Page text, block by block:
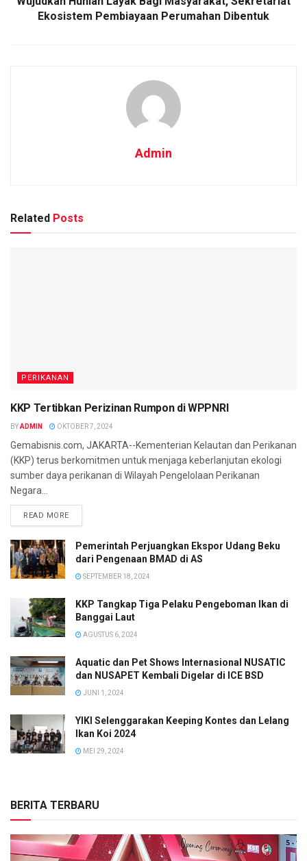
Ekosistem Pembiayaan Perumahan Dibentuk
Admin
Related Posts
PERIKANAN
KKP Tertibkan Perizinan Rumpon di WPPNRI
BYADMIN OKTOBER 7, 2024
Gemabisnis.com, JAKARTA--Kementerian Kelautan dan Perikanan
(KKP) terus berkomitmen untuk menjaga keberlanjutan ekologi
sumber daya perikanan di Wilayah Pengelolaan Perikanan
Negara...
READ MORE
Pemerintah Perjuangkan Ekspor Udang Beku
dari Pengenaan BMAD di AS
SEPTEMBER 18, 2024
KKP Tangkap Tiga Pelaku Pengeboman Ikan di
Banggai Laut
AGUSTUS 6, 2024
Aquatic dan Pet Shows Internasional NUSATIC
dan NUSAPET Kembali Digelar di ICE BSD
JUNI 1, 2024
YIKI Selenggarakan Keeping Kontes dan Lelang
Ikan Koi 2024
MEI 29, 2024
BERITA TERBARU